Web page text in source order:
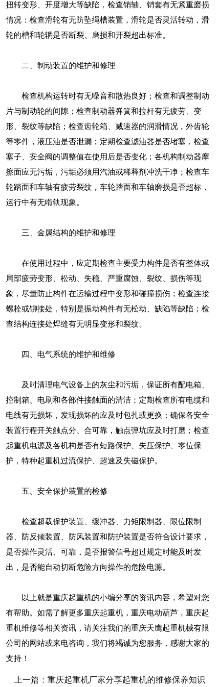
扭转变形、开度增大等缺陷，检查销轴、销套有无紧重磨损
情况：检查滑轮有无防坠绳槽装置，滑轮是否灵活转动，滑
轮的槽和轮辋是否断裂、磨损和开裂超出标准。
二、制动装置的维护和修理
检查机构运转时有无噪音和散热良好；检查和调整制动
片与制动轮的间隙；检查制动器弹簧和拉杆有无疲劳、变
形、裂纹等缺陷；检查齿轮箱、减速器的润滑情况，外齿轮
等零件，液压油是否泄漏；定期检查滤油器是否堵塞，检查
塞子、安全阀的调整值在使用后是否变化；各机构制动器摩
擦面应无污垢，污垢必须用汽油或稀释剂冲洗干净；检查车
轮踏面和车轴有疲劳裂纹，车轮踏面和车轴磨损是否超标，
运行中有无啃轨现象。
三、金属结构的维护和修理
在使用过程中，应定期检查主要受力构件是否有整体或
局部疲劳变形、松动、失稳、严重腐蚀、裂纹、损伤等现
象，尽量防止构件在运输过程中变形和碰撞损伤；检查连接
螺栓或铆接处，特别是振动构件有无松动、缺陷等缺陷；检
查结构连接处焊缝有无明显变形和裂纹。
四、电气系统的维护和维修
及时清理电气设备上的灰尘和污垢，保证所有配电箱、
控制箱、电刷和各部件接触面的清洁；定期检查所有电缆和
电线有无损坏，发现损坏的应及时包扎或更换；确保各安全
装置行程开关触点分、合可靠，触点弹坑应及时打磨；检查
起重机电源及各机构是否有短路保护、失压保护、零位保
护，特种起重机过流保护、超速及失磁保护。
五、安全保护装置的检修
检查超载保护装置、缓冲器、力矩限制器、限位限制
器、防反倾装置、防风装置和防护装置是否符合设计要求，
是否操作灵活、可靠，是否报警信号超过规定时能及时发
出，是否能自动切断危险方向操作的危险电源。
以上就是重庆起重机的小编分享的资讯内容，希望对您
有帮助。如需了解更多重庆起重机，重庆电动葫芦，重庆起
重机维修等相关资讯，请关注我们的重庆天鹰起重机械有限
公司的网站或来电咨询，我们将竭诚为您服务，感谢大家的
支持！
上一篇：重庆起重机厂家分享起重机的维修保养知识